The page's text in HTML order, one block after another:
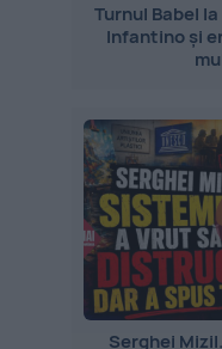
Turnul Babel
Infantino și
Serghei